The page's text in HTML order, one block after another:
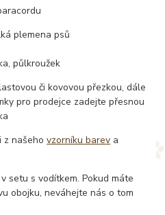
plemena psů
půlkroužek
či kovovou přezkou, dále
pro prodejce zadejte přesnou
z našehovzorníku barev a
setu s vodítkem. Pokud máte
obojku, neváhejte nás o tom